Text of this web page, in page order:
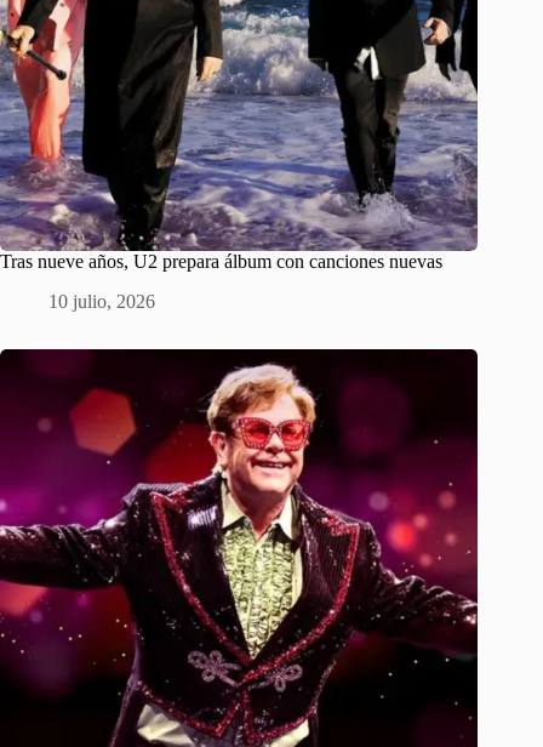
Tras nueve años, U2 prepara álbum con canciones nuevas
10 julio, 2026